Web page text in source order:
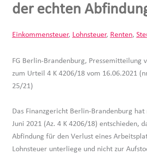
der echten
Einkommensteuer, Lohnsteuer, Renten,
FG Berlin-Brandenburg, Pressemitteilung
zum Urteil 4 K 4206/18 vom 16.06.2021
25/21)
Das Finanzgericht Berlin-Brandenburg
Juni 2021 (Az. 4 K 4206/18) entschieden,
Abfindung für den Verlust eines
Lohnsteuer unterliege und nicht zur